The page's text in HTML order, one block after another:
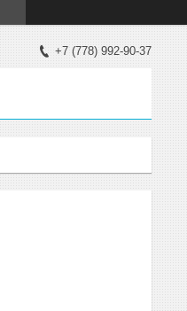
+7 (778) 992-90-37